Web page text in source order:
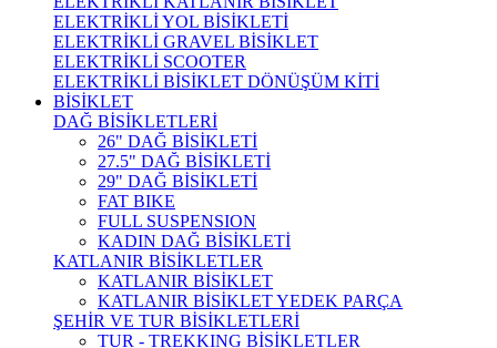
ELEKTRİKLİ YOL BİSİKLETİ
ELEKTRİKLİ GRAVEL BİSİKLET
ELEKTRİKLİ SCOOTER
ELEKTRİKLİ BİSİKLET DÖNÜŞÜM KİTİ
BİSİKLET
DAĞ BİSİKLETLERİ
26" DAĞ BİSİKLETİ
27.5" DAĞ BİSİKLETİ
29" DAĞ BİSİKLETİ
FAT BIKE
FULL SUSPENSION
KADIN DAĞ BİSİKLETİ
KATLANIR BİSİKLETLER
KATLANIR BİSİKLET
KATLANIR BİSİKLET YEDEK PARÇA
ŞEHİR VE TUR BİSİKLETLERİ
TUR - TREKKING BİSİKLETLER